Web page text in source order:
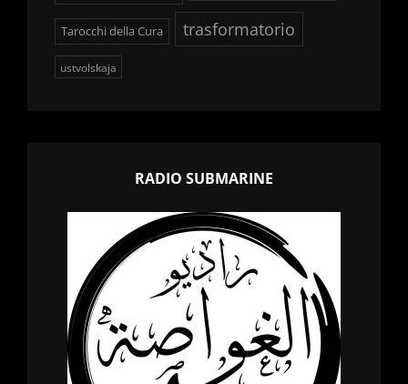
Tarocchi della Cura trasformatorio
ustvolskaja
RADIO SUBMARINE